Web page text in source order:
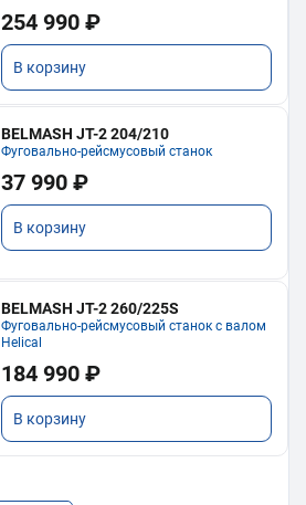
254 990 ₽
В корзину
BELMASH JT-2 204/210
Фуговально-рейсмусовый станок
37 990 ₽
В корзину
BELMASH JT-2 260/225S
Фуговально-рейсмусовый станок с валом
Helical
184 990 ₽
В корзину